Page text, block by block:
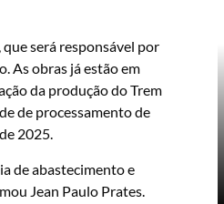
será responsável por
As obras já estão em
da produção do Trem
de processamento de
2025.
de abastecimento e
Jean Paulo Prates.